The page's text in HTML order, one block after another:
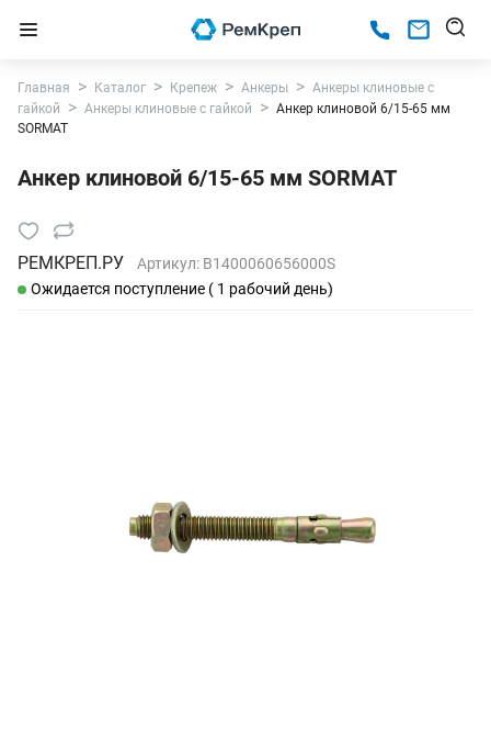
Главная Каталог Крепеж Анкеры
Анкеры клиновые с
гайкой
Анкеры клиновые с гайкой
Анкер клиновой 6/15-65 мм
SORMAT
Анкер клиновой 6/15-65 мм SORMAT
РЕМКРЕП.РУ Артикул: B1400060656000S
Ожидается поступление ( 1 рабочий день)